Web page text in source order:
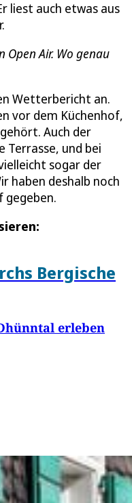
liest auch etwas aus
Open Air. Wo genau
Wetterbericht an.
vor dem Küchenhof,
Auch der
und bei
sogar der
haben deshalb noch
gegeben.
Bergische
erleben